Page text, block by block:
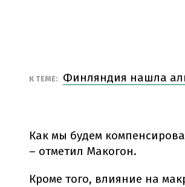
К ТЕМЕ: Финляндия нашла
Как мы будем
– отметил Макогон.
Кроме того, влияние на